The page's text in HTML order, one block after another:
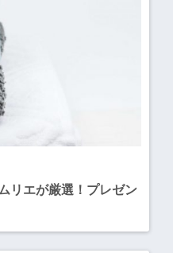
リエが厳選！プレゼン